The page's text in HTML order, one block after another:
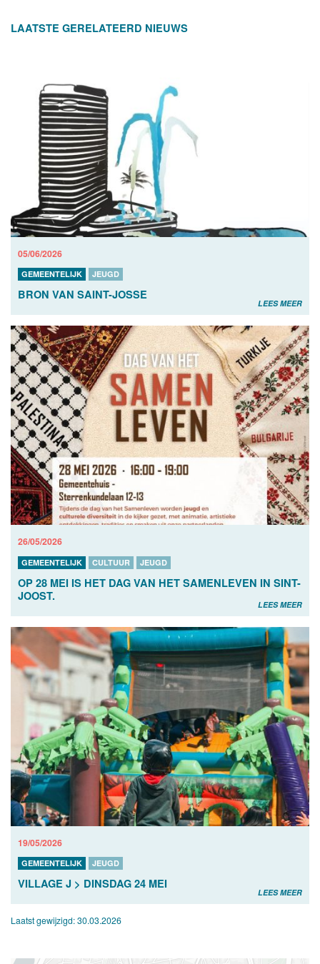
LAATSTE GERELATEERD NIEUWS
05/06/2026
GEMEENTELIJK JEUGD
BRON VAN SAINT-JOSSE
LEES MEER
26/05/2026
GEMEENTELIJK CULTUUR JEUGD
OP 28 MEI IS HET DAG VAN HET SAMENLEVEN IN SINT-
JOOST.
LEES MEER
19/05/2026
GEMEENTELIJK JEUGD
VILLAGE J > DINSDAG 24 MEI
LEES MEER
Laatst gewijzigd:30.03.2026